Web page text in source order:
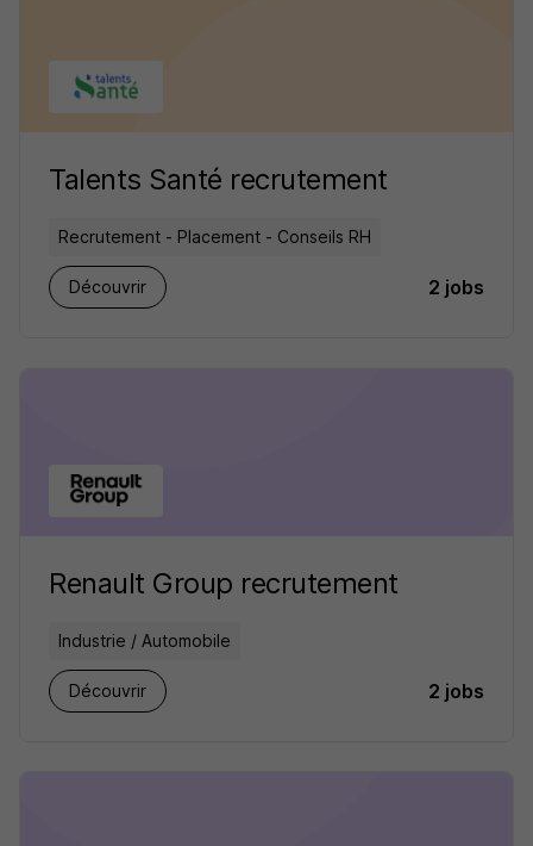
Talents Santé recrutement
Recrutement - Placement - Conseils RH
Découvrir 2 jobs
Renault Group recrutement
Industrie / Automobile
Découvrir 2 jobs